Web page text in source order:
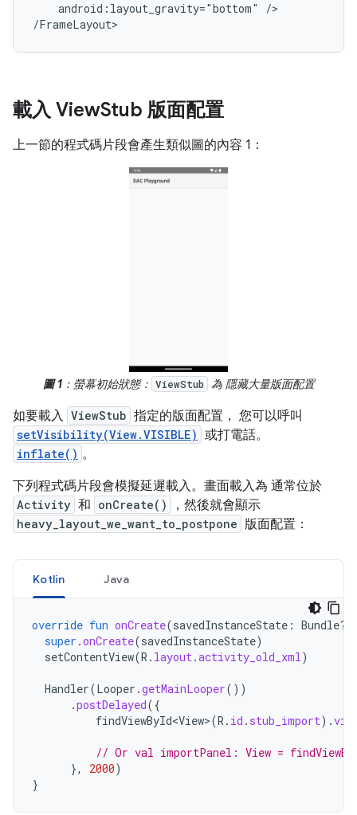
android:layout_gravity="bottom"
/>
/FrameLayout>
載入 ViewStub 版面配置
上一節的程式碼片段會產生類似圖的內容 1：
圖 1：螢幕初始狀態： ViewStub 為 隱藏大量版面配置
如要載入 ViewStub 指定的版面配置， 您可以呼叫
setVisibility(View.VISIBLE) 或打電話。
inflate() 。
下列程式碼片段會模擬延遲載入。畫面載入為 通常位於
Activity 和 onCreate() ，然後就會顯示
heavy_layout_we_want_to_postpone 版面配置：
Kotlin Java
override fun onCreate(savedInstanceState : Bundle?)
super .onCreate(savedInstanceState)
setContentView(R . layout .activity_old_xml )
Handler(Looper .getMainLooper())
.postDelayed({
findViewById<View>(R . id . stub_import).
// Or val importPanel: View =
},
2000)
}